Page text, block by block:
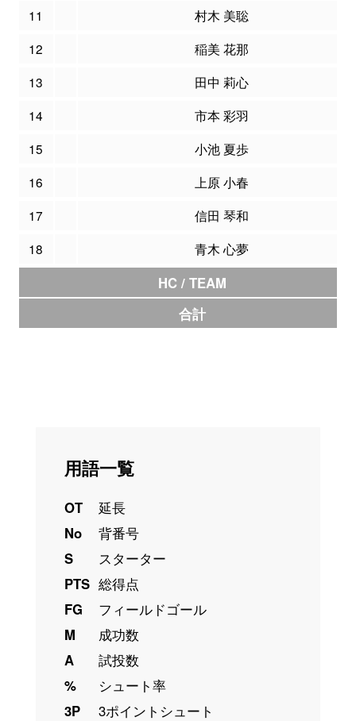
11
村木 美聡
12
稲美 花那
13
田中 莉心
14
市本 彩羽
15
小池 夏歩
16
上原 小春
17
信田 琴和
18
青木 心夢
HC / TEAM
合計
用語一覧
OT
延長
No
背番号
S
スターター
PTS 総得点
FG
フィールドゴール
M
成功数
A
試投数
%
シュート率
3P
3ポイントシュート